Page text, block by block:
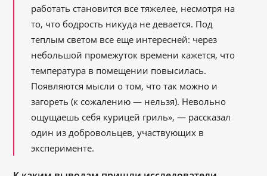
работать становится все тяжелее, несмотря на
то, что бодрость никуда не девается. Под
теплым светом все еще интересней: через
небольшой промежуток времени кажется, что
температура в помещении повысилась.
Появляются мысли о том, что так можно и
загореть (к сожалению — нельзя). Невольно
ощущаешь себя курицей гриль», — рассказал
один из добровольцев, участвующих в
эксперименте.